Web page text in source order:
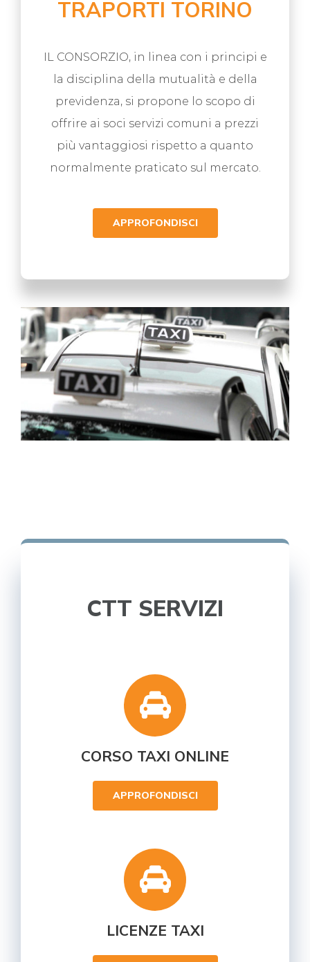
TRAPORTI TORINO
IL CONSORZIO, in linea con i principi e
la disciplina della mutualità e della
previdenza, si propone lo scopo di
offrire ai soci servizi comuni a prezzi
più vantaggiosi rispetto a quanto
normalmente praticato sul mercato.
APPROFONDISCI
CTT SERVIZI
CORSO TAXI ONLINE
APPROFONDISCI
LICENZE TAXI